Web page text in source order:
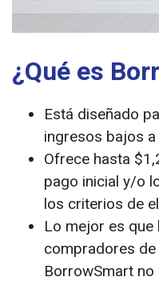
¿Qué es
Está diseñado
ingresos bajos
Ofrece hasta
pago inicial y/o
los criterios de
Lo mejor es
compradores
BorrowSmart